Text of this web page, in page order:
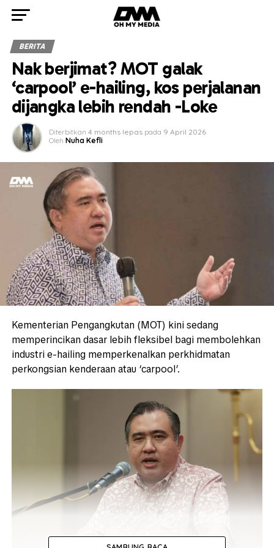
BERITA
Nak berjimat? MOT galak
‘carpool’ e-hailing, kos perjalanan
dijangka lebih rendah -Loke
Diterbitkan 4 months lepas pada 9 April 2026
Oleh Nuha Kefli
Kementerian Pengangkutan (MOT) kini sedang
memperincikan dasar lebih fleksibel bagi membolehkan
industri e-hailing memperkenalkan perkhidmatan
perkongsian kenderaan atau ‘carpool’.